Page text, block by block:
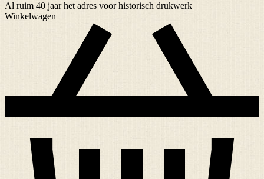
Al ruim 40 jaarhet adres voor historisch drukwerk
Winkelwagen